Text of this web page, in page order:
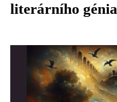
literárního génia